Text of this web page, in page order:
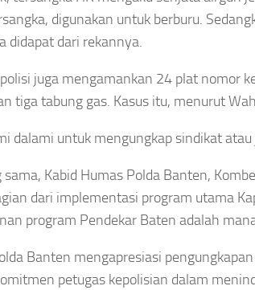
digunakan untuk berburu.
didapat dari rekannya.
juga mengamankan 24 plat nomor
tiga tabung gas. Kasus itu, menurut
dalami untuk mengungkap sindikat
Kabid Humas Polda Banten,
dari implementasi program utama
program Pendekar Baten adalah
Banten mengapresiasi
petugas kepolisian dalam